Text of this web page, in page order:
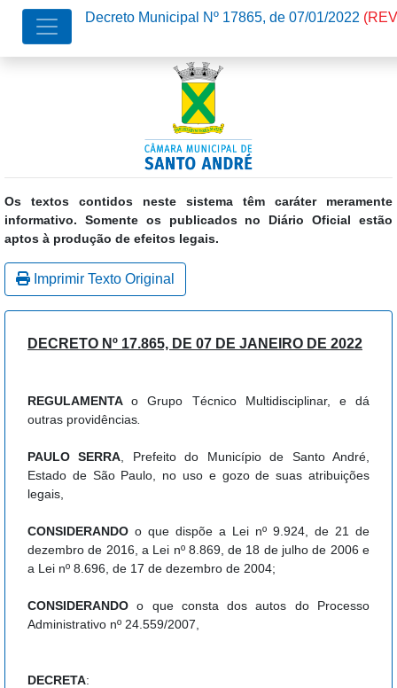
Os textos contidos neste sistema têm caráter meramente
informativo. Somente os publicados no Diário Oficial estão
aptos à produção de efeitos legais.
Decreto Municipal Nº 17865, de 07/01/2022
Imprimir Texto Original
DECRETO Nº 17.865, DE 07 DE JANEIRO DE 2022
REGULAMENTAo Grupo Técnico Multidisciplinar, e dá
outras providências
PAULO SERRA , Prefeito do Município de Santo André,
Estado de São Paulo, no uso e gozo de suas atribuições
legais,
CONSIDERANDO o que dispõe a Lei nº 9.924, de 21 de
dezembro de 2016, a Lei nº 8.869, de 18 de julho de 2006 e
a Lei nº 8.696, de 17 de dezembro de 2004;
CONSIDERANDO o que consta dos autos do Processo
Administrativo nº 24.559/2007,
DECRETA: